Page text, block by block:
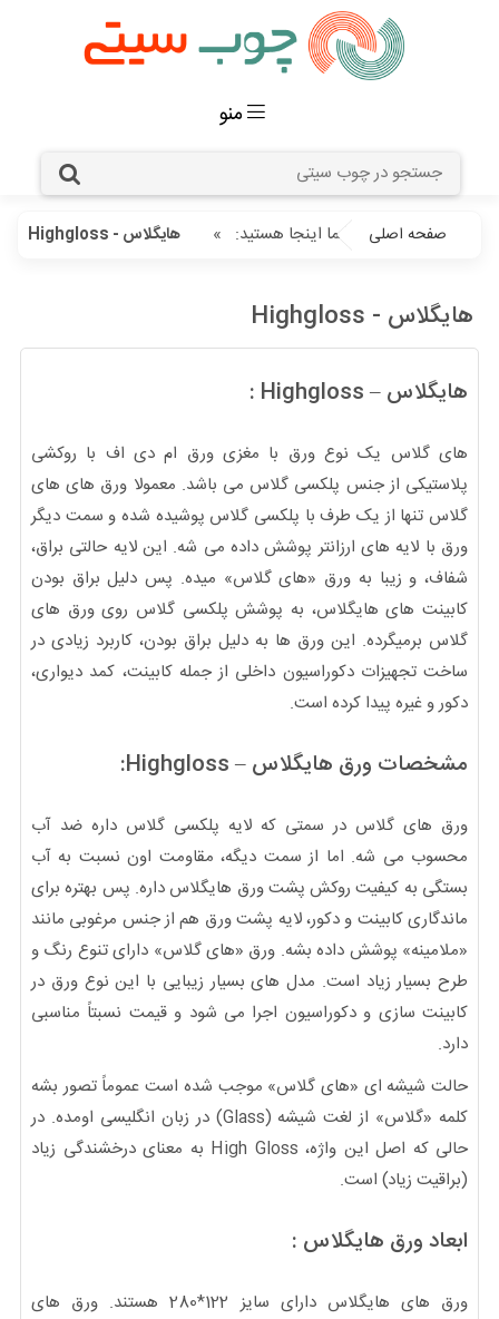
منو
شما اینجا هستید: صفحه اصلی » هایگلاس - Highgloss
هایگلاس - Highgloss
هایگلاس – Highgloss :
های گلاس یک نوع ورق با مغزی ورق ام دی اف با روکشی
پلاستیکی از جنس پلکسی گلاس می باشد. معمولا ورق های های
گلاس تنها از یک طرف با پلکسی گلاس پوشیده شده و سمت دیگر
ورق با لایه های ارزانتر پوشش داده می شه. این لایه حالتی براق،
شفاف، و زیبا به ورق «های گلاس» میده. پس دلیل براق بودن
کابینت های هایگلاس، به پوشش پلکسی گلاس روی ورق های
گلاس برمیگرده. این ورق ها به دلیل براق بودن، کاربرد زیادی در
ساخت تجهیزات دکوراسیون داخلی از جمله کابینت، کمد دیواری،
دکور و غیره پیدا کرده است.
مشخصات ورق هایگلاس – Highgloss:
ورق های گلاس در سمتی که لایه پلکسی گلاس داره ضد آب
محسوب می شه. اما از سمت دیگه، مقاومت اون نسبت به آب
بستگی به کیفیت روکش پشت ورق هایگلاس داره. پس بهتره برای
ماندگاری کابینت و دکور، لایه پشت ورق هم از جنس مرغوبی مانند
«ملامینه» پوشش داده بشه. ورق «های گلاس» دارای تنوع رنگ و
طرح بسیار زیاد است. مدل های بسیار زیبایی با این نوع ورق در
کابینت سازی و دکوراسیون اجرا می شود و قیمت نسبتاً مناسبی
دارد.
حالت شیشه ای «های گلاس» موجب شده است عموماً تصور بشه
کلمه «گلاس» از لغت شیشه (Glass) در زبان انگلیسی اومده. در
حالی که اصل این واژه، High Gloss به معنای درخشندگی زیاد
(براقیت زیاد) است.
ابعاد ورق هایگلاس :
ورق های هایگلاس دارای سایز 122*280 هستند. ورق های